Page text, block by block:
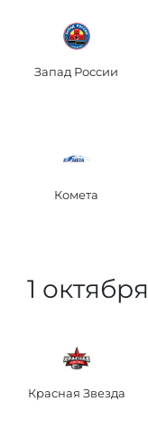
Запад России
Комета
1 октября
Красная Звезда